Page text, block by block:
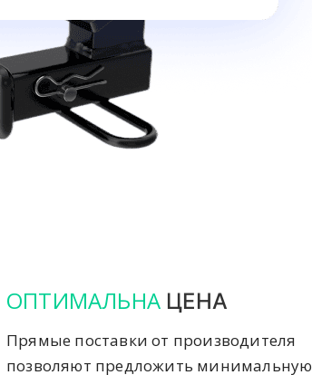
ОПТИМАЛЬНА ЦЕНА
Прямые поставки от производителя
позволяют предложить минимальную